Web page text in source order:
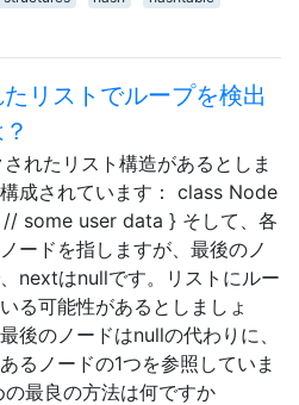
リストでループを検出
れたリスト構造があるとしま
成されています： class Node
some user data } そして、各
ードを指しますが、最後のノ
nextはnullです。リストにルー
る可能性があるとしましょ
後のノードはnullの代わりに、
るノードの1つを参照していま
最良の方法は何ですか